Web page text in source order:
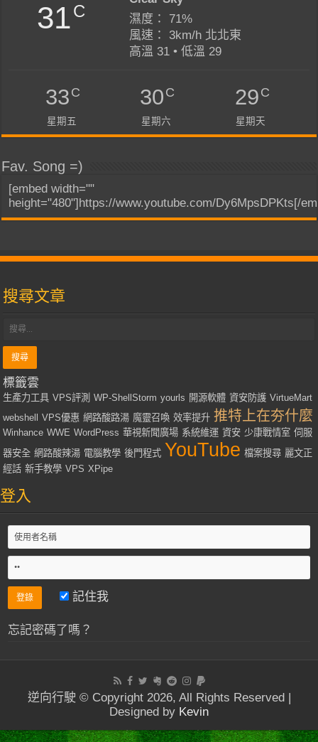
31C
濕度： 71%
風速： 3km/h 北北東
高溫 31 • 低溫 29
33C
星期五
30C
星期六
29C
星期天
Fav. Song =)
[embed width=""
height="480"]https://www.youtube.com/Dy6MpsDPKts[/
搜尋文章
標籤雲
生產力工具 VPS評測 WP-ShellStorm yourls 開源軟體 資安防護 VirtueMart
webshell
VPS優惠 網路酸路湯 魔靈召喚 效率提升 推特上在夯什麼
Winhance WWE WordPress 華視新聞廣場 系統維運 資安 少康戰情室 伺服
器安全 網路酸辣湯 電腦教學 後門程式 YouTube 檔案搜尋 麗文正
經話 新手教學 VPS XPipe
登入
記住我
忘記密碼了嗎？
逆向行駛 © Copyright 2026, All Rights Reserved |
Designed by Kevin